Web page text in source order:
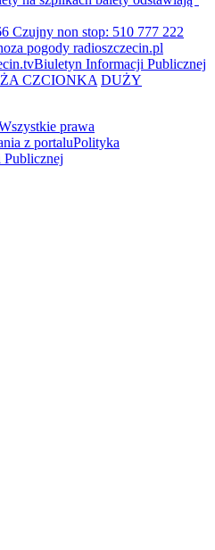
Czujny non stop: 510 777 222
pogody radioszczecin.pl
Biuletyn Informacji Publicznej
CZCIONKA DUŻY
prawa
z portaluPolityka